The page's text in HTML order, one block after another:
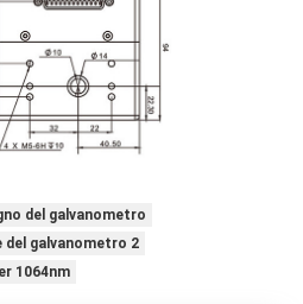
del galvanometro
del galvanometro 2
1064nm